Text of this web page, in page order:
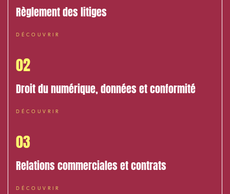
Règlement des litiges
DÉCOUVRIR
02
Droit du numérique, données et conformité
DÉCOUVRIR
03
Relations commerciales et contrats
DÉCOUVRIR
Immobilier et habitat
Entreprises du numérique